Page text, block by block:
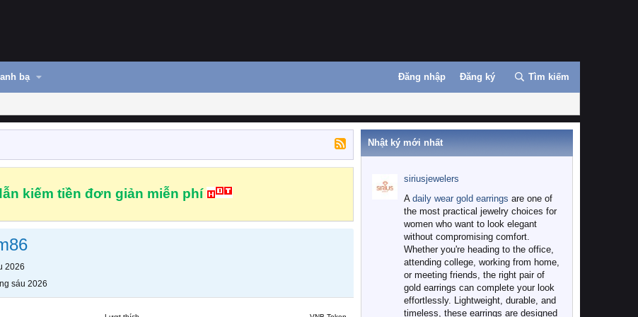
bạ Đăng nhập Đăng ký Tìm kiếm
kiếm tiền đơn giản miễn phí
2026
sáu 2026
Nhật ký mới nhất
siriusjewelers
A daily wear gold earrings are one of
the most practical jewelry choices for
women who want to look elegant
without compromising comfort.
Whether you're heading to the office,
attending college, working from home,
or meeting friends, the right pair of
gold earrings can complete your look
effortlessly. Lightweight, durable, and
timeless, these earrings are designed